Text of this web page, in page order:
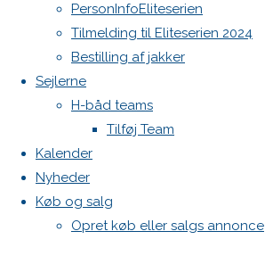
PersonInfoEliteserien
Tilmelding til Eliteserien 2024
Bestilling af jakker
Sejlerne
H-båd teams
Tilføj Team
Kalender
Nyheder
Køb og salg
Opret køb eller salgs annonce
publiceret.
Krævede
felter er
markeret
med*
Comment